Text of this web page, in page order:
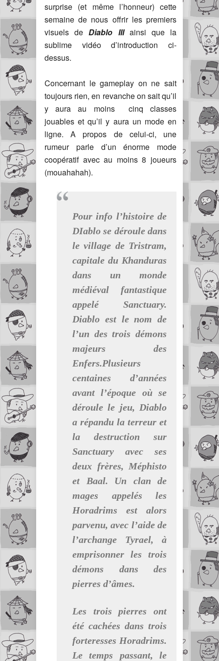
surprise (et même l’honneur) cette
semaine de nous offrir les premiers
visuels deDiablo IIIainsi que la
sublime vidéo d’introduction ci-
dessus.
Concernant le gameplay on ne sait
toujours rien, en revanche on sait qu’il
y aura au moins cinq classes
jouables et qu’il y aura un mode en
ligne. A propos de celui-ci, une
rumeur parle d’un énorme mode
coopératif avec au moins 8 joueurs
(mouahahah).
Pour info l’histoire de
DIablo se déroule dans
le village de Tristram,
capitale du Khanduras
dans un monde
médiéval fantastique
appelé Sanctuary.
Diablo est le nom de
l’un des trois démons
majeurs des
Enfers.Plusieurs
centaines d’années
avant l’époque où se
déroule le jeu, Diablo
a répandu la terreur et
la destruction sur
Sanctuary avec ses
deux frères, Méphisto
et Baal. Un clan de
mages appelés les
Horadrims est alors
parvenu, avec l’aide de
l’archange Tyrael, à
emprisonner les trois
démons dans des
pierres d’âmes.
Les trois pierres ont
été cachées dans trois
forteresses Horadrims.
Le temps passant, le